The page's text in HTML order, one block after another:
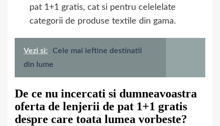
pat 1+1 gratis, cat si pentru celelelate
categorii de produse textile din gama.
Vezi si:
Cele mai ieftine destinatii
din lume
De ce nu incercati si dumneavoastra
oferta de lenjerii de pat 1+1 gratis
despre care toata lumea vorbeste?